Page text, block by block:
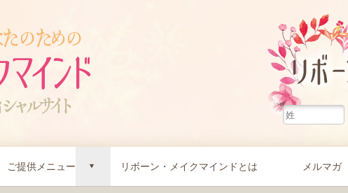
ご提供メニュー d リボーン・メイクマインドとは メルマガ